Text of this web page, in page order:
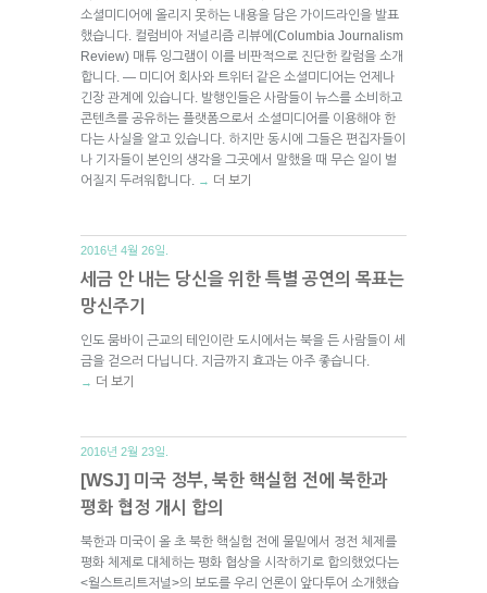
소셜미디어에 올리지 못하는 내용을 담은 가이드라인을 발표
했습니다. 컬럼비아 저널리즘 리뷰에(Columbia Journalism
Review) 매튜 잉그램이 이를 비판적으로 진단한 칼럼을 소개
합니다. — 미디어 회사와 트위터 같은 소셜미디어는 언제나
긴장 관계에 있습니다. 발행인들은 사람들이 뉴스를 소비하고
콘텐츠를 공유하는 플랫폼으로서 소셜미디어를 이용해야 한
다는 사실을 알고 있습니다. 하지만 동시에 그들은 편집자들이
나 기자들이 본인의 생각을 그곳에서 말했을 때 무슨 일이 벌
어질지 두려워합니다.
→ 더 보기
2016년 4월 26일.
세금 안 내는 당신을 위한 특별 공연의 목표는
망신주기
인도 뭄바이 근교의 테인이란 도시에서는 북을 든 사람들이 세
금을 걷으러 다닙니다. 지금까지 효과는 아주 좋습니다.
→ 더 보기
2016년 2월 23일.
[WSJ] 미국 정부, 북한 핵실험 전에 북한과
평화 협정 개시 합의
북한과 미국이 올 초 북한 핵실험 전에 물밑에서 정전 체제를
평화 체제로 대체하는 평화 협상을 시작하기로 합의했었다는
<월스트리트저널>의 보도를 우리 언론이 앞다투어 소개했습